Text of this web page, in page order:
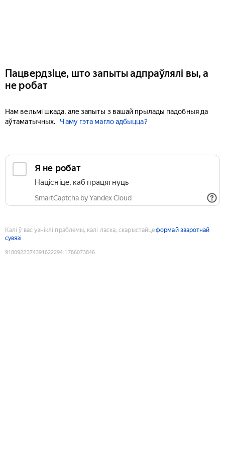
Пацвердзіце, што запыты адпраўлялі вы, а
не робат
Нам вельмі шкада, але запыты з вашай прылады падобныя да
аўтаматычных.
Чаму гэта магло адбыцца?
Я не робат
Націсніце, каб працягнуць
SmartCaptcha by Yandex Cloud
Калі ў вас узніклі праблемы, калі ласка, скарыстайцеформай зваротнай
сувязі
9180922374391622294:1786073846